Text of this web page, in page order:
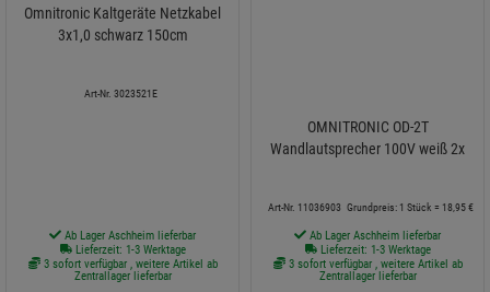
Omnitronic Kaltgeräte Netzkabel
3x1,0 schwarz 150cm
Art-Nr. 3023521E
Ab Lager Aschheim lieferbar
Lieferzeit: 1-3 Werktage
3 sofort verfügbar , weitere Artikel ab
Zentrallager lieferbar
OMNITRONIC OD-2T
Wandlautsprecher 100V weiß 2x
Art-Nr. 11036903 Grundpreis: 1 Stück = 18,95 €
Ab Lager Aschheim lieferbar
Lieferzeit: 1-3 Werktage
3 sofort verfügbar , weitere Artikel ab
Zentrallager lieferbar